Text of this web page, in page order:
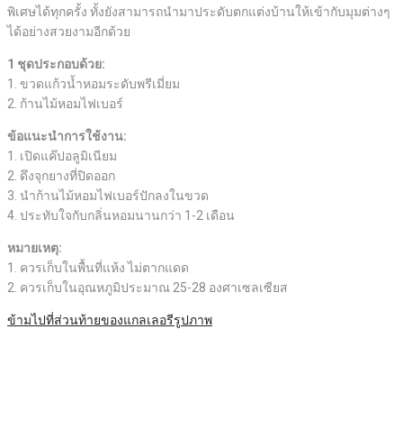
พิเศษได้ทุกครั้ง ทั้งยังสามารถนำมาประดับตกแต่งบ้านให้เข้ากับมุมต่างๆ
ได้อย่างสวยงามอีกด้วย
1 ชุดประกอบด้วย:
1. ขวดแก้วน้ำหอมระดับพรีเมี่ยม
2. ก้านไม้หอมไฟเบอร์
ข้อแนะนำการใช้งาน:
1. เปิดแค๊ปอลูมิเนียม
2. ดึงจุกยางที่ปิดออก
3. นำก้านไม้หอมไฟเบอร์ปักลงในขวด
4. ประทับใจกับกลิ่นหอมนานกว่า 1-2 เดือน
หมายเหตุ:
1. ควรเก็บในพื้นที่แห้ง ไม่ตากแดด
2. ควรเก็บในอุณหภูมิประมาณ 25-28 องศาเซลเซียส
ข้ามไปที่ส่วนท้ายของแกลเลอรีรูปภาพ